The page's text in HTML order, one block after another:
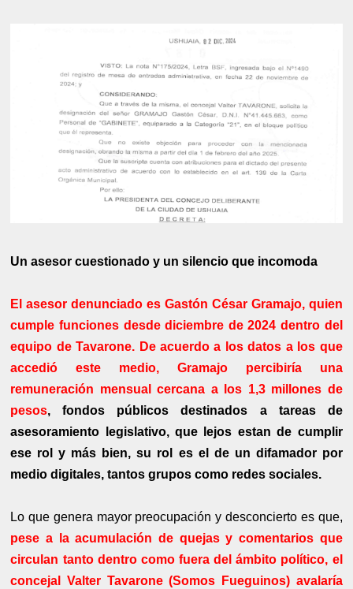
Un asesor cuestionado y un silencio que incomoda
El asesor denunciado es Gastón César Gramajo, quien
cumple funciones desde diciembre de 2024 dentro del
equipo de Tavarone. De acuerdo a los datos a los que
accedió este medio, Gramajo percibiría una
remuneración mensual cercana a los 1,3 millones de
pesos, fondos públicos destinados a tareas de
asesoramiento legislativo, que lejos estan de cumplir
ese rol y más bien, su rol es el de un difamador por
medio digitales, tantos grupos como redes sociales.
Lo que genera mayor preocupación y desconcierto es que,
pese a la acumulación de quejas y comentarios que
circulan tanto dentro como fuera del ámbito político, el
concejal Valter Tavarone (Somos Fueguinos) avalaría